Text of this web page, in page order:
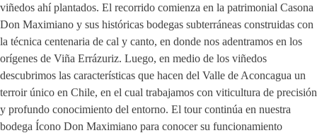
viñedos ahí plantados. El recorrido comienza en la patrimonial Casona
Don Maximiano y sus históricas bodegas subterráneas construidas con
la técnica centenaria de cal y canto, en donde nos adentramos en los
orígenes de Viña Errázuriz. Luego, en medio de los viñedos
descubrimos las características que hacen del Valle de Aconcagua un
terroir único en Chile, en el cual trabajamos con viticultura de precisión
y profundo conocimiento del entorno. El tour continúa en nuestra
bodega Ícono Don Maximiano para conocer su funcionamiento